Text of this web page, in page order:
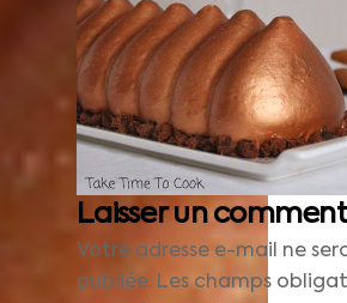
Laisser un
Votre adresse e-mail ne
publiée. Les champs